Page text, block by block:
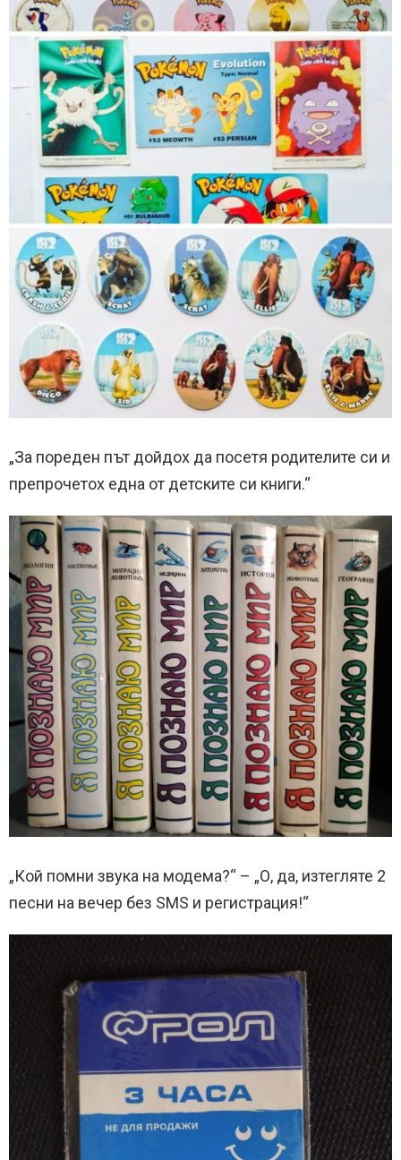
„За пореден път дойдох да посетя родителите си и
препрочетох една от детските си книги.“
„Кой помни звука на модема?“ – „О, да, изтегляте 2
песни на вечер без SMS и регистрация!“